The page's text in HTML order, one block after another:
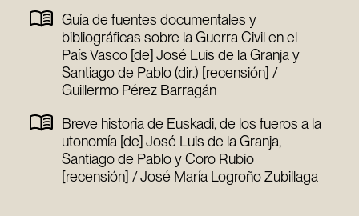
Guía de fuentes documentales y
bibliográficas sobre la Guerra Civil en el
País Vasco [de] José Luis de la Granja y
Santiago de Pablo (dir.) [recensión] /
Guillermo Pérez Barragán
Breve historia de Euskadi, de los fueros a la
utonomía [de] José Luis de la Granja,
Santiago de Pablo y Coro Rubio
[recensión] / José María Logroño Zubillaga